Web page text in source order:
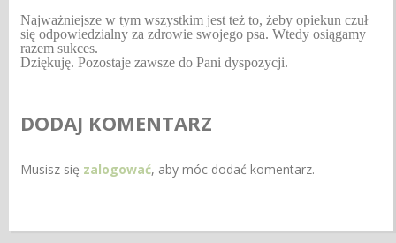
Najważniejsze w tym wszystkim jest też to, żeby opiekun czuł
się odpowiedzialny za zdrowie swojego psa. Wtedy osiągamy
razem sukces.
Dziękuję. Pozostaje zawsze do Pani dyspozycji.
DODAJ KOMENTARZ
Musisz się zalogować, aby móc dodać komentarz.